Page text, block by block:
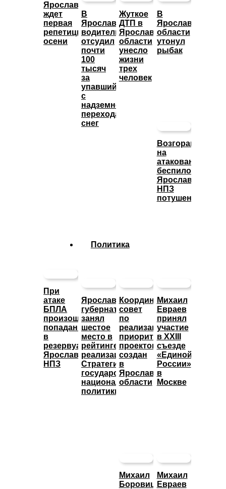
Ярославцев
ждет
первая
репетиция
осени
В
Ярославле
водитель
отсудил
почти
100
тысяч
за
упавший
с
надземного
перехода
снег
Жуткое
ДТП в
Ярославской
области
унесло
жизни
трех
человек
В
Ярославской
области
утонул
рыбак
Возгорание
на
атакованном
беспилотниками
Ярославском
НПЗ
потушено
При
атаке
БПЛА
произошло
попадание
в
резервуары
Ярославского
НПЗ
Политика
Ярославский
губернатор
занял
шестое
место в
рейтинге
реализации
Стратегии
государственной
национальной
политики
Координационный
совет
по
реализации
приоритетных
проектов
создан
в
Ярославской
области
Михаил
Евраев
принял
участие
в XXIII
съезде
«Единой
России»
в
Москве
Михаил
Боровицкий
Михаил
Евраев